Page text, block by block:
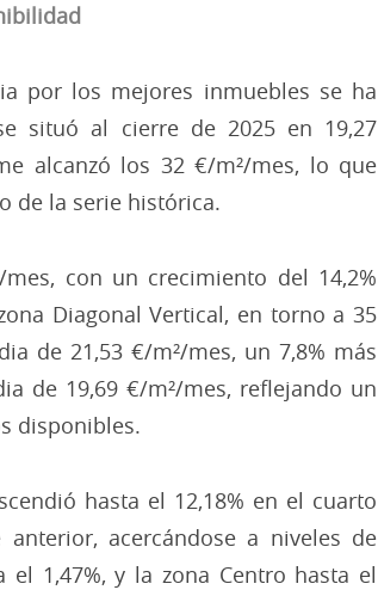
por los mejores inmuebles se ha
situó al cierre de 2025 en 19,27
alcanzó los 32 €/m²/mes, lo que
de la serie histórica.
con un crecimiento del 14,2%
Diagonal Vertical, en torno a 35
de 21,53 €/m²/mes, un 7,8% más
de 19,69 €/m²/mes, reflejando un
disponibles.
hasta el 12,18% en el cuarto
acercándose a niveles de
1,47%, y la zona Centro hasta el